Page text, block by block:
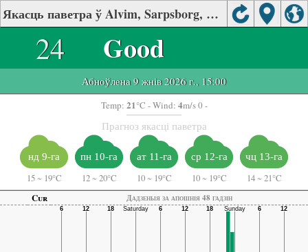
Якасць паветра ў Alvim, Sarpsborg, Norway
24 Good
Абноўлена 9 жнів 2026 г., 15:00
Temp: 21°C - Wind: 4m/s 0 -
Прагноз якасці паветра
нд 9-га
15 ~ 19°C
пн 10-га
12 ~ 20°C
ат 11-га
10 ~ 19°C
ср 12-га
10 ~ 19°C
чц 13-га
14 ~ 21°C
Cur
Дадзеныя за апошнія 48 гадзін